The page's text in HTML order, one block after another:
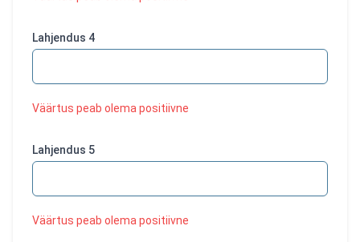
Lahjendus 4
Väärtus peab olema positiivne
Lahjendus 5
Väärtus peab olema positiivne